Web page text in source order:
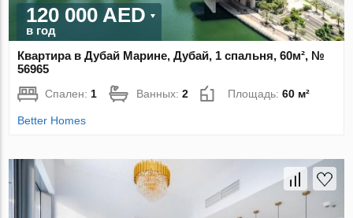
120 000 AED
в год
Квартира в Дубай Марине, Дубай, 1 спальня, 60м², №
56965
Спален: 1 Ванных:2 Площадь:60 м²
Better Homes